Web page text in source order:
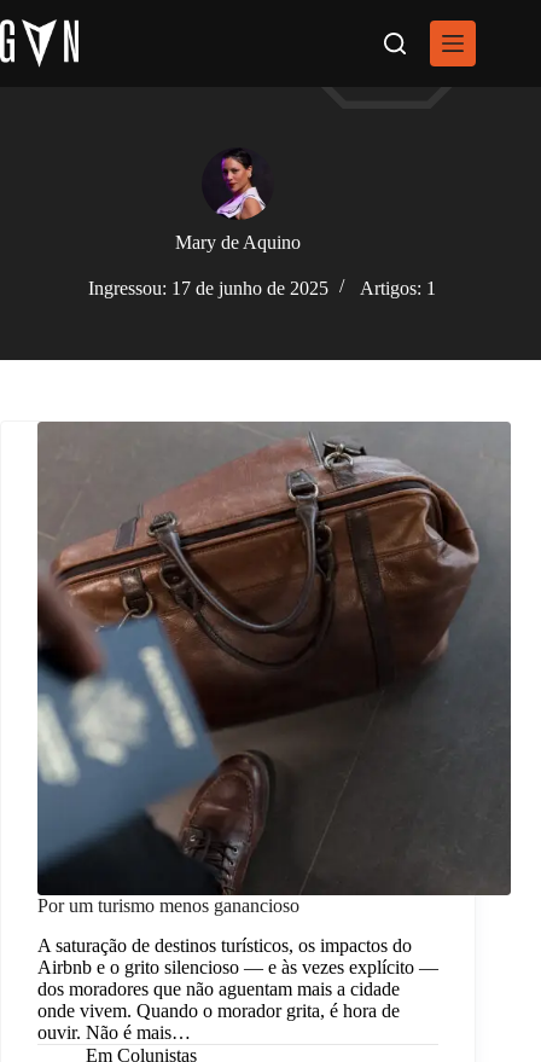
para
o
conteúdo
Mary de Aquino
Ingressou: 17 de junho de 2025 Artigos: 1
Por um turismo menos ganancioso
A saturação de destinos turísticos, os impactos do
Airbnb e o grito silencioso — e às vezes explícito —
dos moradores que não aguentam mais a cidade
onde vivem. Quando o morador grita, é hora de
ouvir. Não é mais…
Em Colunistas